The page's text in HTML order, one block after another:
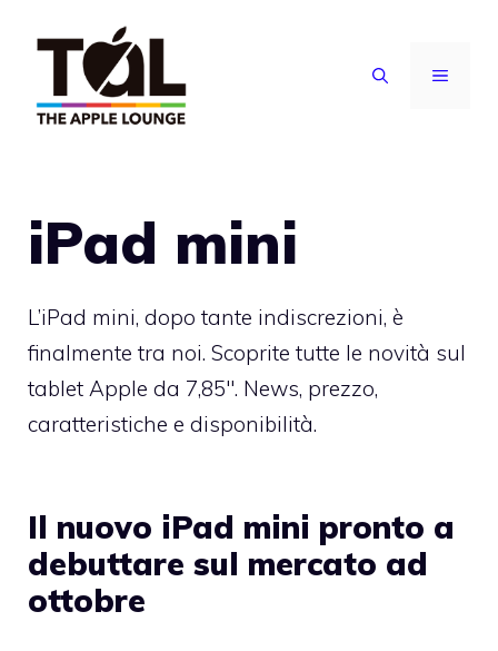
contenuto
MENU
iPad mini
L’iPad mini, dopo tante indiscrezioni, è
finalmente tra noi. Scoprite tutte le novità sul
tablet Apple da 7,85″. News, prezzo,
caratteristiche e disponibilità.
Il nuovo iPad mini pronto a
debuttare sul mercato ad
ottobre